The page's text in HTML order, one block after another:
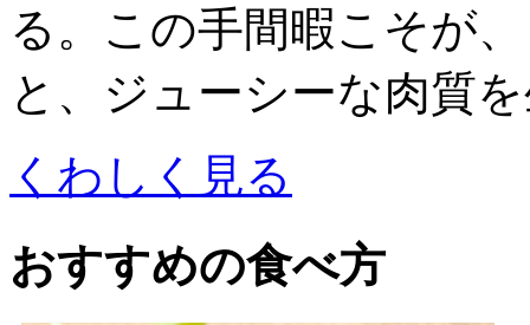
る。この手間暇こそが
と、ジューシーな肉質
くわしく見る
おすすめの食べ方